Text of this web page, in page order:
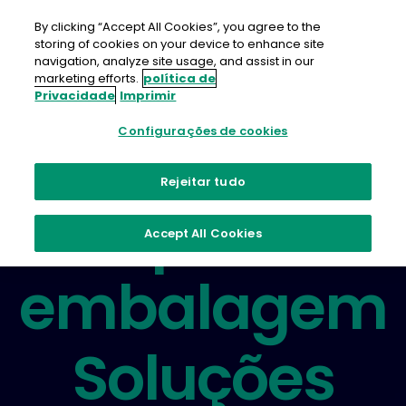
conteúdo
Análogo. Digital. Sustentável.
Etiqueta e
embalagem
Soluções
By clicking “Accept All Cookies”, you agree to the
storing of cookies on your device to enhance site
navigation, analyze site usage, and assist in our
marketing efforts. política de
Privacidade Imprimir
Configurações de cookies
Rejeitar tudo
Accept All Cookies